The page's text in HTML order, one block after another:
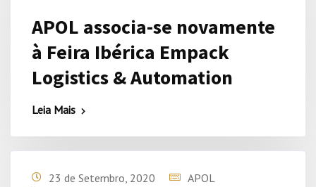
APOL associa-se novamente
à Feira Ibérica Empack
Logistics & Automation
Leia Mais
23 de Setembro, 2020
APOL